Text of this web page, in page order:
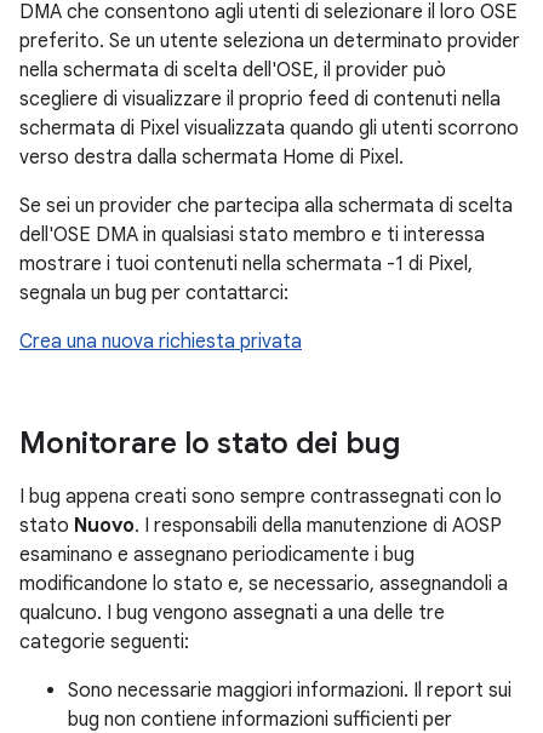
DMA che consentono agli utenti di selezionare il loro OSE
preferito. Se un utente seleziona un determinato provider
nella schermata di scelta dell'OSE, il provider può
scegliere di visualizzare il proprio feed di contenuti nella
schermata di Pixel visualizzata quando gli utenti scorrono
verso destra dalla schermata Home di Pixel.
Se sei un provider che partecipa alla schermata di scelta
dell'OSE DMA in qualsiasi stato membro e ti interessa
mostrare i tuoi contenuti nella schermata -1 di Pixel,
segnala un bug per contattarci:
Crea una nuova richiesta privata
Monitorare lo stato dei bug
I bug appena creati sono sempre contrassegnati con lo
stato Nuovo. I responsabili della manutenzione di AOSP
esaminano e assegnano periodicamente i bug
modificandone lo stato e, se necessario, assegnandoli a
qualcuno. I bug vengono assegnati a una delle tre
categorie seguenti:
Sono necessarie maggiori informazioni. Il report sui
bug non contiene informazioni sufficienti per